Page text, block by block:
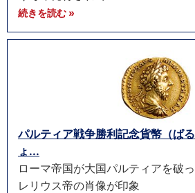
続きを読む »
パルティア戦争勝利記念貨幣（ぱ
ょ...
ローマ帝国が大国パルティアを破
レリウス帝の肖像が印象